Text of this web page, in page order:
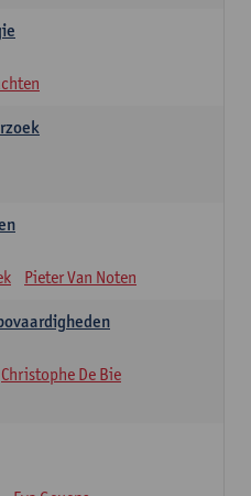
Pieter Van Noten
Christophe De Bie